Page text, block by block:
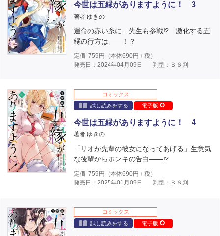
今世は五縁がありますように！ 3
著者 ゆきの
運命の赤い糸に…先生も参戦!? 激化する五
縁の行方は――！？
定価 759 円（本体690円＋税）
発売日：2024年04月09日
判型：Ｂ６判
コミックス
試し読みをする
電子版
今世は五縁がありますように！ 4
著者 ゆきの
「リオが先輩の彼女になってあげる」生意気
な後輩からホンキの告白――!?
定価 759 円（本体690円＋税）
発売日：2025年01月09日
判型：Ｂ６判
コミックス
試し読みをする
電子版